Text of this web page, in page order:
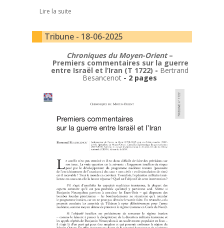
Lire la suite
Tribune - 18-06-2025
Chroniques du Moyen-Orient–
Premiers commentaires sur la guerre
entre Israël et l’Iran (T 1722) - Bertrand
Besancenot- 2 pages